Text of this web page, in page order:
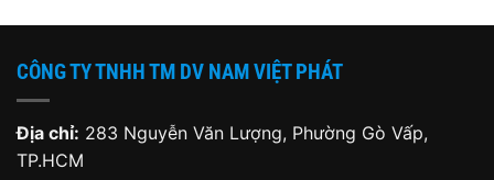
CÔNG TY TNHH TM DV NAM VIỆT PHÁT
Địa chỉ: 283 Nguyễn Văn Lượng, Phường Gò Vấp,
TP.HCM